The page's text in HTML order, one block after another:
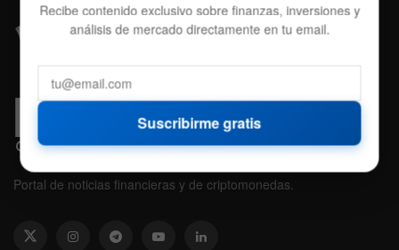
Portal de noticias financieras y de criptomonedas.
Recibe contenido exclusivo sobre finanzas, inversiones y
análisis de mercado directamente en tu email.
Suscribirme gratis